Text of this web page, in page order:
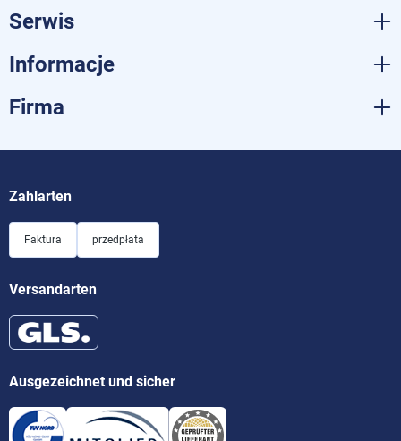
Serwis
Informacje
Firma
Zahlarten
Faktura przedpłata
Versandarten
Ausgezeichnet und sicher